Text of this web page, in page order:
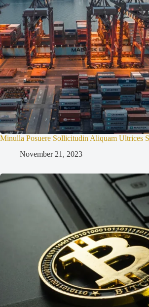
Minulla Posuere Sollicitudin Aliquam Ultrices
November 21, 2023